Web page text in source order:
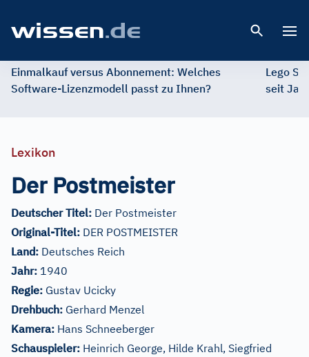
Einmalkauf versus Abonnement: Welches
Software-Lizenzmodell passt zu Ihnen?
Lego
seit
Lexikon
Der Postmeister
Deutscher Titel: Der Postmeister
Original-Titel: DER POSTMEISTER
Land: Deutsches Reich
Jahr: 1940
Regie: Gustav Ucicky
Drehbuch: Gerhard Menzel
Kamera: Hans Schneeberger
Schauspieler: Heinrich George, Hilde Krahl, Siegfried